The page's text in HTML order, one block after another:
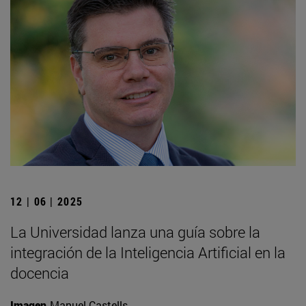
12 | 06 | 2025
La Universidad lanza una guía sobre la
integración de la Inteligencia Artificial en la
docencia